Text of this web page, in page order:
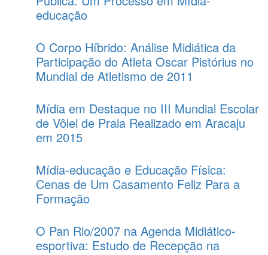
educação
O Corpo Híbrido: Análise Midiática da
Participação do Atleta Oscar Pistórius no
Mundial de Atletismo de 2011
Mídia em Destaque no III Mundial Escolar
de Vôlei de Praia Realizado em Aracaju
em 2015
Mídia-educação e Educação Física:
Cenas de Um Casamento Feliz Para a
Formação
O Pan Rio/2007 na Agenda Midiático-
esportiva: Estudo de Recepção na